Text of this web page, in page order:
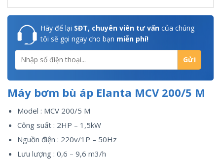
Hãy để lại SĐT, chuyên viên tư vấn của chúng
tôi sẽ gọi ngay cho bạn miễn phí!
Máy bơm bù áp Elanta MCV 200/5 M
Model : MCV 200/5 M
Công suất : 2HP – 1,5kW
Nguồn điện : 220v/1P – 50Hz
Lưu lượng : 0,6 – 9,6 m3/h